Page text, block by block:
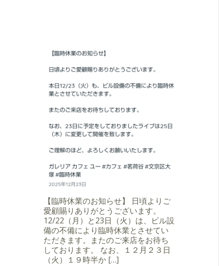
【臨時休業のお知らせ】 日頃よりご
愛顧賜りありがとうございます。
12/22（月）と23日（火）は、ビル設
備の不備により臨時休業とさせてい
ただきます。またのご来店をお待ち
しております。 なお、１２月２３日
（火）１９時半か […]